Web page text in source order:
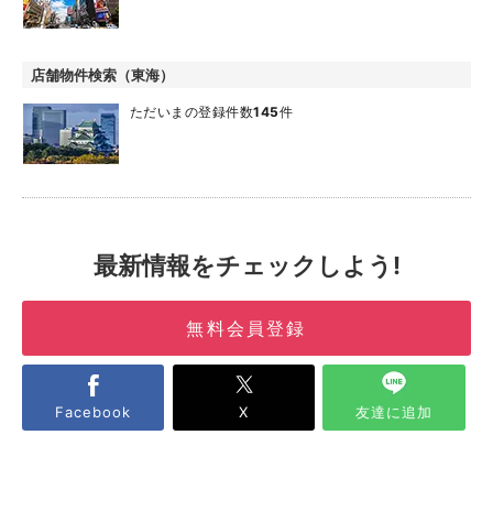
店舗物件検索（東海）
ただいまの登録件数145件
最新情報をチェックしよう!
無料会員登録
Facebook X 友達に追加